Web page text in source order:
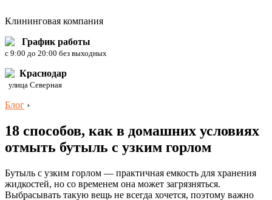
Клининговая компания
График работы
c 9:00 до 20:00 без выходных
Краснодар
улица Северная
Блог ›
18 способов, как в домашних условиях
отмыть бутыль с узким горлом
Бутыль с узким горлом — практичная емкость для хранения
жидкостей, но со временем она может загрязняться.
Выбрасывать такую вещь не всегда хочется, поэтому важно